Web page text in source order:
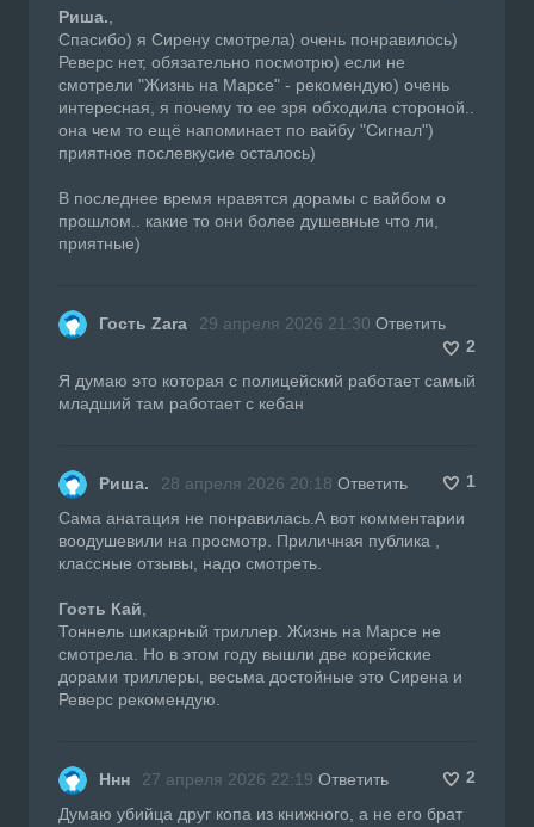
Риша.
Спасибо) я Сирену смотрела) очень понравилось)
Реверс нет, обязательно посмотрю) если не
смотрели "Жизнь на Марсе" - рекомендую) очень
интересная, я почему то ее зря обходила стороной..
она чем то ещё напоминает по вайбу "Сигнал")
приятное послевкусие осталось)
В последнее время нравятся дорамы с вайбом о
прошлом.. какие то они более душевные что ли,
приятные)
Гость Zara 29 апреля 2026 21:30 Ответить
2
Я думаю это которая с полицейский работает самый
младший там работает с кебан
Риша. 28 апреля 2026 20:18 Ответить
1
Сама анатация не понравилась.А вот комментарии
воодушевили на просмотр. Приличная публика ,
классные отзывы, надо смотреть.
Гость Кай
Тоннель шикарный триллер. Жизнь на Марсе не
смотрела. Но в этом году вышли две корейские
дорами триллеры, весьма достойные это Сирена и
Реверс рекомендую.
Ннн 27 апреля 2026 22:19 Ответить
2
Думаю убийца друг копа из книжного, а не его брат